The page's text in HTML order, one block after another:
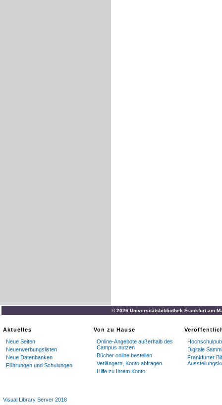
© 2026 Universitätsbibliothek Frankfurt am
Aktuelles
Neue Seiten
Neuerwerbungslisten
Neue Datenbanken
Führungen und Schulungen
Von zu Hause
Online-Angebote außerhalb des
Campus nutzen
Bücher online bestellen
Verlängern, Konto abfragen
Hilfe zu Ihrem Konto
Digitale
Frankfurter
Visual Library Server 2018